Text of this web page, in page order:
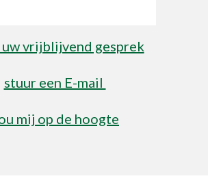
uw vrijblijvend gesprek
stuur een E-mail
mij op de hoogte